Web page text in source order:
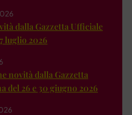
dalla Gazzetta Ufficiale
luglio 2026
novità dalla Gazzetta
del 26 e 30 giugno 2026